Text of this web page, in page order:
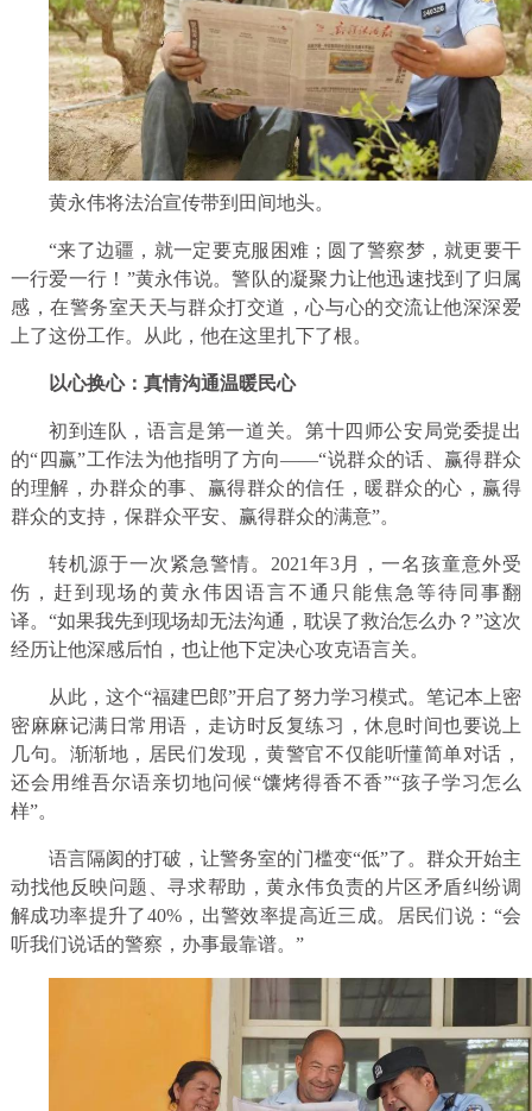
黄永伟将法治宣传带到田间地头。
“来了边疆，就一定要克服困难；圆了警察梦，就更要干
一行爱一行！”黄永伟说。警队的凝聚力让他迅速找到了归属
感，在警务室天天与群众打交道，心与心的交流让他深深爱
上了这份工作。从此，他在这里扎下了根。
以心换心：真情沟通温暖民心
初到连队，语言是第一道关。第十四师公安局党委提出
的“四赢”工作法为他指明了方向——“说群众的话、赢得群众
的理解，办群众的事、赢得群众的信任，暖群众的心，赢得
群众的支持，保群众平安、赢得群众的满意”。
转机源于一次紧急警情。2021年3月，一名孩童意外受
伤，赶到现场的黄永伟因语言不通只能焦急等待同事翻
译。“如果我先到现场却无法沟通，耽误了救治怎么办？”这次
经历让他深感后怕，也让他下定决心攻克语言关。
从此，这个“福建巴郎”开启了努力学习模式。笔记本上密
密麻麻记满日常用语，走访时反复练习，休息时间也要说上
几句。渐渐地，居民们发现，黄警官不仅能听懂简单对话，
还会用维吾尔语亲切地问候“馕烤得香不香”“孩子学习怎么
样”。
语言隔阂的打破，让警务室的门槛变“低”了。群众开始主
动找他反映问题、寻求帮助，黄永伟负责的片区矛盾纠纷调
解成功率提升了40%，出警效率提高近三成。居民们说：“会
听我们说话的警察，办事最靠谱。”